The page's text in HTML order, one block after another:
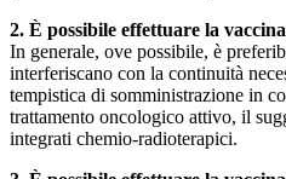
2. È possibile effettuare la
In generale, ove possibile, è
interferiscano con la continuità
tempistica di somministrazione in
trattamento oncologico attivo, il
integrati chemio-radioterapici.